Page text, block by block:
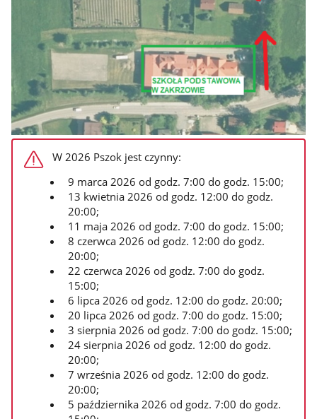
W 2026 Pszok jest czynny:
9 marca 2026 od godz. 7:00 do godz. 15:00;
13 kwietnia 2026 od godz. 12:00 do godz.
20:00;
11 maja 2026 od godz. 7:00 do godz. 15:00;
8 czerwca 2026 od godz. 12:00 do godz.
20:00;
22 czerwca 2026 od godz. 7:00 do godz.
15:00;
6 lipca 2026 od godz. 12:00 do godz. 20:00;
20 lipca 2026 od godz. 7:00 do godz. 15:00;
3 sierpnia 2026 od godz. 7:00 do godz. 15:00;
24 sierpnia 2026 od godz. 12:00 do godz.
20:00;
7 września 2026 od godz. 12:00 do godz.
20:00;
5 października 2026 od godz. 7:00 do godz.